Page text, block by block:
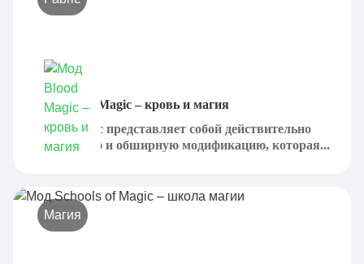
Мод Blood Magic – кровь и магия
Blood Magic представляет собой действительно
интересную и обширную модификацию, которая...
Магия